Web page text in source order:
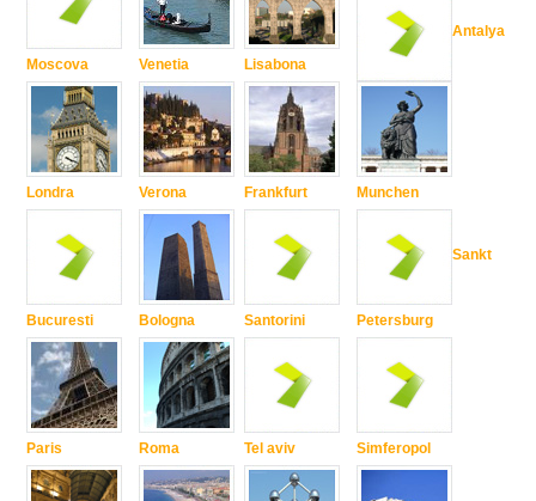
Moscova
Londra
Bucuresti
Paris
Venetia
Verona
Bologna
Roma
Lisabona
Frankfurt
Santorini
Tel aviv
Antalya
Munchen
Sankt
Petersburg
Simferopol